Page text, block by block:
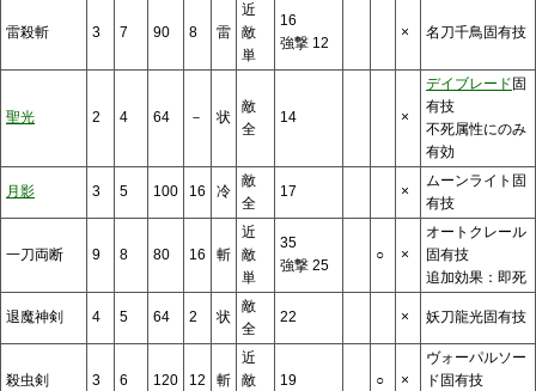
雷殺斬 3 7 90 8 雷
近
敵
単
16
強撃 12
× 名刀千鳥固有技
聖光 2 4 64 － 状
敵
全
14 ×
デイブレード 固
有技
不死属性にのみ
有効
月影 3 5 100 16 冷
敵
全
17 ×
ムーンライト固
有技
一刀両断 9 8 80 16 斬
近
敵
単
35
強撃 25
○ ×
オートクレール
固有技
追加効果：即死
退魔神剣 4 5 64 2 状
敵
全
22 × 妖刀龍光固有技
殺虫剣 3 6 120 12 斬
近
敵
19 ○ ×
ヴォーパルソー
ド固有技